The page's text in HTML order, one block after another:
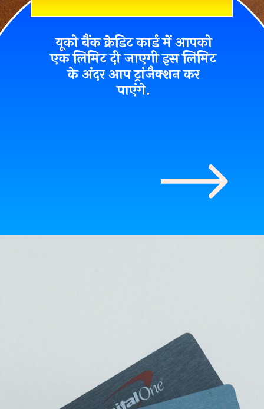
यूको बैंक क्रेडिट कार्ड में आपको
एक लिमिट दी जाएगी इस लिमिट
के अंदर आप ट्रांजैक्शन कर
पाएंगे.